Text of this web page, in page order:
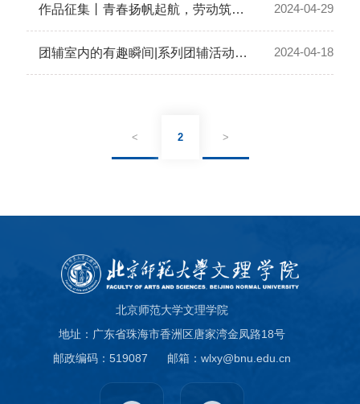
2024-04-29
作品征集丨青春扬帆起航，劳动筑梦前行
2024-04-18
团辅室内的有趣瞬间|系列团辅活动第一期完美收官，更有第二期等你来参与！
< 2 >
北京师范大学文理学院
地址：广东省珠海市香洲区唐家湾金凤路18号
邮政编码：519087
邮箱：wlxy@bnu.edu.cn